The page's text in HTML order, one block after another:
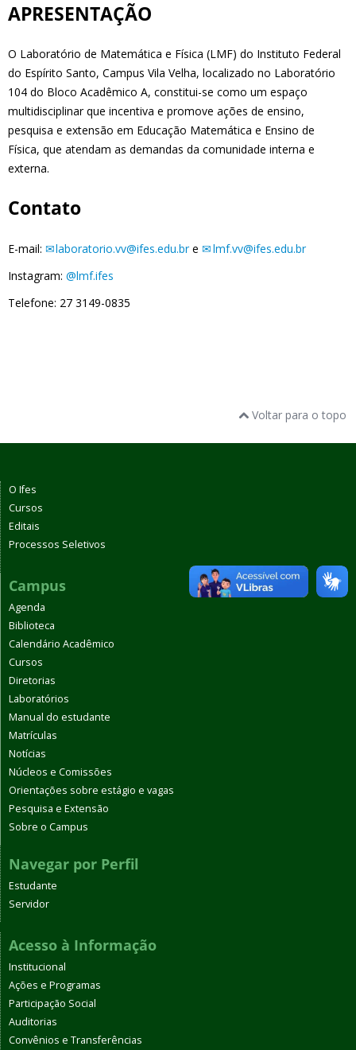
APRESENTAÇÃO
O Laboratório de Matemática e Física (LMF) do Instituto Federal
do Espírito Santo, Campus Vila Velha, localizado no Laboratório
104 do Bloco Acadêmico A, constitui-se como um espaço
multidisciplinar que incentiva e promove ações de ensino,
pesquisa e extensão em Educação Matemática e Ensino de
Física, que atendam as demandas da comunidade interna e
externa.
Contato
E-mail: laboratorio.vv@ifes.edu.bre
lmf.vv@ifes.edu.br
Instagram: @lmf.ifes
Telefone: 27 3149-0835
Voltar para o topo
O Ifes
Cursos
Editais
Processos Seletivos
Campus
Agenda
Biblioteca
Calendário Acadêmico
Cursos
Diretorias
Laboratórios
Manual do estudante
Matrículas
Notícias
Núcleos e Comissões
Orientações sobre estágio e vagas
Pesquisa e Extensão
Sobre o Campus
Navegar por Perfil
Estudante
Servidor
Acesso à Informação
Institucional
Ações e Programas
Participação Social
Auditorias
Convênios e Transferências